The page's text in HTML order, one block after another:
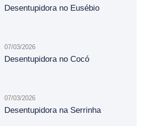
Desentupidora no Eusébio
07/03/2026
Desentupidora no Cocó
07/03/2026
Desentupidora na Serrinha